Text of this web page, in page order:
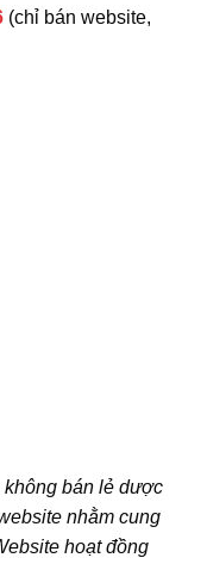
(chỉ bán website,
không bán lẻ dược
nhằm cung
hoạt đồng